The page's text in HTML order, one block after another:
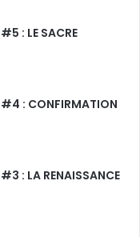
: LE SACRE
#4 : CONFIRMATION
: LA RENAISSANCE